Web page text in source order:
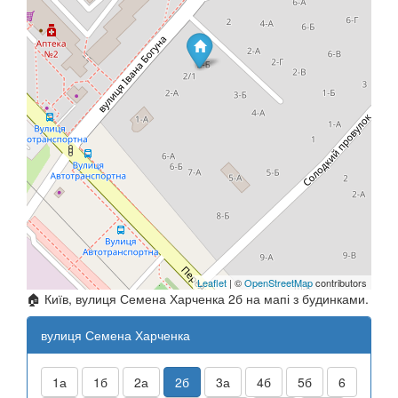
Leaflet | ©OpenStreetMapcontributors
🏠 Київ, вулиця Семена Харченка 2б на мапі з будинками.
вулиця Семена Харченка
1а 1б 2а 2б 3а 4б 5б 6